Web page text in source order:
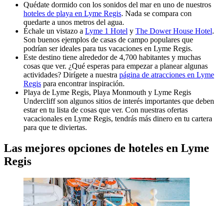
Quédate dormido con los sonidos del mar en uno de nuestros
hoteles de playa en Lyme Regis. Nada se compara con
quedarte a unos metros del agua.
Échale un vistazo a Lyme 1 Hotel y The Dower House Hotel.
Son buenos ejemplos de casas de campo populares que
podrían ser ideales para tus vacaciones en Lyme Regis.
Este destino tiene alrededor de 4,700 habitantes y muchas
cosas que ver. ¿Qué esperas para empezar a planear algunas
actividades? Dirígete a nuestra página de atracciones en Lyme
Regis para encontrar inspiración.
Playa de Lyme Regis, Playa Monmouth y Lyme Regis
Undercliff son algunos sitios de interés importantes que deben
estar en tu lista de cosas que ver. Con nuestras ofertas
vacacionales en Lyme Regis, tendrás más dinero en tu cartera
para que te diviertas.
Las mejores opciones de hoteles en Lyme
Regis